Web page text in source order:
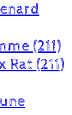
(211)
Rat (211)